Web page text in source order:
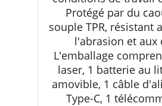
Protégé par du
souple TPR, résistant
l'abrasion et aux
L'emballage
laser, 1 batterie au
amovible, 1 câble
Type-C, 1